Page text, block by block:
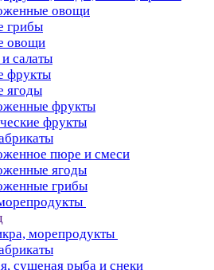
овощи
грибы
овощи
салаты
фрукты
ягоды
фрукты
фрукты
пюре и смеси
ягоды
грибы
морепродукты
сушеная рыба и снеки